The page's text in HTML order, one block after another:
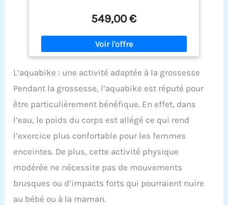
exceptionnel pour sa mise en eau ou son
enlèvement Simple d’utilisation : sa structure
ergonomique a été pensée pour optimiser vos
exercices aquatiques. La selle tout comme le
guidon sont réglables en hauteur grâce aux
Structure en X : la structure de Lanabike est
remarquablement bien étudiée pour sa solidité et
sa légèreté ainsi que sa capacité de drainage
Résistance et pédales : les pédales sont
utilisables pieds nus grâce aux foostraps confort.
Le vélo possède une résistance de 13% pour
renforcer votre pédalage hydraulique. L’aquabike
Préconisation : votre aquabike peut rester
immergé plusieurs jours dans votre piscine.
Cependant, pour augmenter plus encore sa durée
de vie, sortez-le 2 à 3 fois/semaine et rincez-le au
549,00 €
L’aquabike : une activité adaptée à la grossesse
Pendant la grossesse, l’aquabike est réputé pour
être particulièrement bénéfique. En effet, dans
l’eau, le poids du corps est allégé ce qui rend
l’exercice plus confortable pour les femmes
enceintes. De plus, cette activité physique
modérée ne nécessite pas de mouvements
brusques ou d’impacts forts qui pourraient nuire
au bébé ou à la maman.